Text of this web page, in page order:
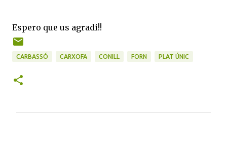
Espero que us agradi!!
CARBASSÓ CARXOFA CONILL FORN PLAT ÚNIC